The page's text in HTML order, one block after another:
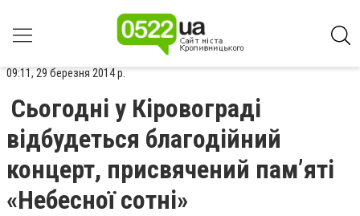
09:11, 29 березня 2014 р.
Сьогодні у Кіровограді
вiдбудеться благодійний
концерт, присвячений пам’яті
«Небесної сотні»